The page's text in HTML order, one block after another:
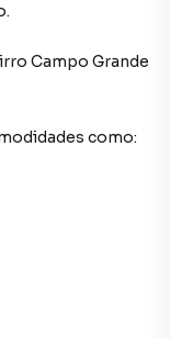
Campo Grande
como: